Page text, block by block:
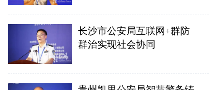
长沙市公安局互联网+群防
群治实现社会协同